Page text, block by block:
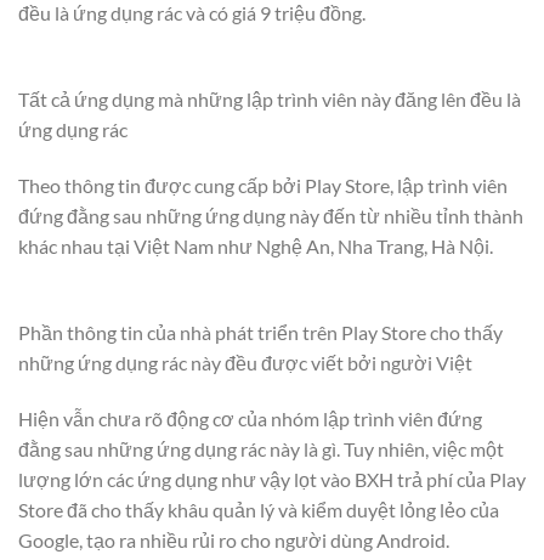
đều là ứng dụng rác và có giá 9 triệu đồng.
Tất cả ứng dụng mà những lập trình viên này đăng lên đều là
ứng dụng rác
Theo thông tin được cung cấp bởi Play Store, lập trình viên
đứng đằng sau những ứng dụng này đến từ nhiều tỉnh thành
khác nhau tại Việt Nam như Nghệ An, Nha Trang, Hà Nội.
Phần thông tin của nhà phát triển trên Play Store cho thấy
những ứng dụng rác này đều được viết bởi người Việt
Hiện vẫn chưa rõ động cơ của nhóm lập trình viên đứng
đằng sau những ứng dụng rác này là gì. Tuy nhiên, việc một
lượng lớn các ứng dụng như vậy lọt vào BXH trả phí của Play
Store đã cho thấy khâu quản lý và kiểm duyệt lỏng lẻo của
Google, tạo ra nhiều rủi ro cho người dùng Android.